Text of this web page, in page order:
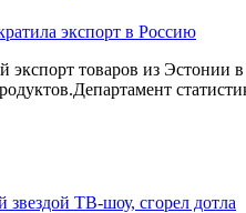
экспорт в Россию
экспорт товаров из Эстонии
звездой ТВ-шоу, сгорел дотла